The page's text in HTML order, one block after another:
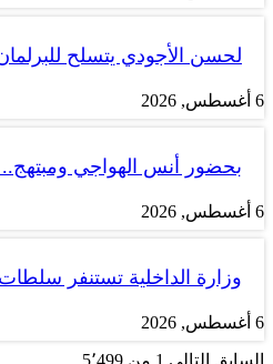
لحسن الأجودي يتسلح
6 أغسطس, 2026
بحضور أنس الهواجي
6 أغسطس, 2026
وزارة الداخلية تستنفر
6 أغسطس, 2026
السابق التالي 1 من 5٬499